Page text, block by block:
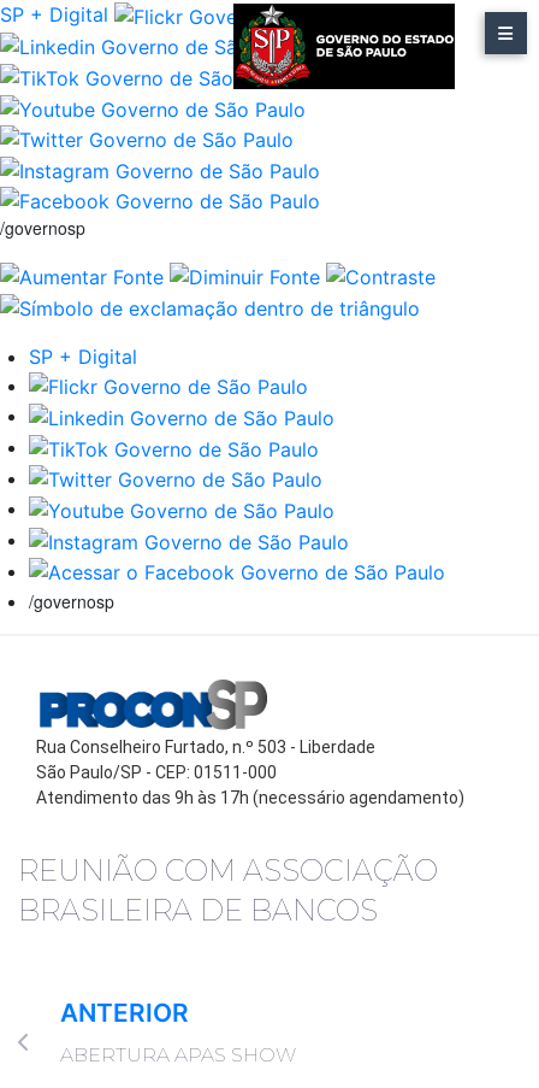
SP + Digital
/governosp
SP + Digital
/governosp
Rua Conselheiro Furtado, n.º 503 - Liberdade
São Paulo/SP - CEP: 01511-000
Atendimento das 9h às 17h (necessário agendamento)
REUNIÃO COM ASSOCIAÇÃO
BRASILEIRA DE BANCOS
ANTERIOR
ABERTURA APAS SHOW